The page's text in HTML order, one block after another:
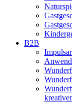
B2B